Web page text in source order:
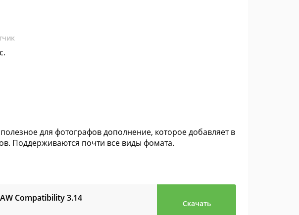
для фотографов дополнение, которое добавляет в
Поддерживаются почти все виды фомата.
Compatibility3.14
Скачать